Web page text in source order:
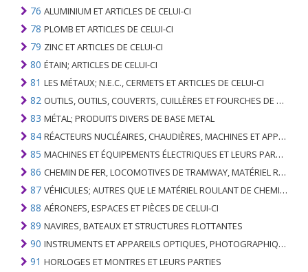
76 ALUMINIUM ET ARTICLES DE CELUI-CI
78 PLOMB ET ARTICLES DE CELUI-CI
79 ZINC ET ARTICLES DE CELUI-CI
80 ÉTAIN; ARTICLES DE CELUI-CI
81 LES MÉTAUX; N.E.C., CERMETS ET ARTICLES DE CELUI-CI
82 OUTILS, OUTILS, COUVERTS, CUILLÈRES ET FOURCHES DE MÉTAUX DE BASE; PARTIES DE CELLES-CI, EN METAL DE BASE
83 MÉTAL; PRODUITS DIVERS DE BASE METAL
84 RÉACTEURS NUCLÉAIRES, CHAUDIÈRES, MACHINES ET APPAREILS MÉCANIQUES; PARTIES DE CELLES-CI
85 MACHINES ET ÉQUIPEMENTS ÉLECTRIQUES ET LEURS PARTIES; ENREGISTREURS ET REPRODUCTEURS SONORES; APPAREILS D'ENREGISTREMENT OU DE REPRODUCTION DES IMAGES ET DU SON EN TÉLÉVISION, PIÈCES ET ACCESSOIRES DE TELS ARTICLES
86 CHEMIN DE FER, LOCOMOTIVES DE TRAMWAY, MATÉRIEL ROULANT ET LEURS PARTIES; RACCORDS DE CHEMIN DE FER OU DE TRAMWAY ET RACCORDS ET PIÈCES DE CELLES-CI; ÉQUIPEMENT DE SIGNALISATION DE TRAFIC MÉCANIQUE (Y COMPRIS ÉLECTRO-MÉCANIQUE) DE TOUS TYPES
87 VÉHICULES; AUTRES QUE LE MATÉRIEL ROULANT DE CHEMIN DE FER OU DE TRAMWAY, ET LEURS PIÈCES ET ACCESSOIRES
88 AÉRONEFS, ESPACES ET PIÈCES DE CELUI-CI
89 NAVIRES, BATEAUX ET STRUCTURES FLOTTANTES
90 INSTRUMENTS ET APPAREILS OPTIQUES, PHOTOGRAPHIQUES, CINÉMATOGRAPHIQUES, DE MESURE, DE CONTRÔLE, DE MÉDECINE OU DE CHIRURGIE; PIÈCES ET ACCESSOIRES
91 HORLOGES ET MONTRES ET LEURS PARTIES